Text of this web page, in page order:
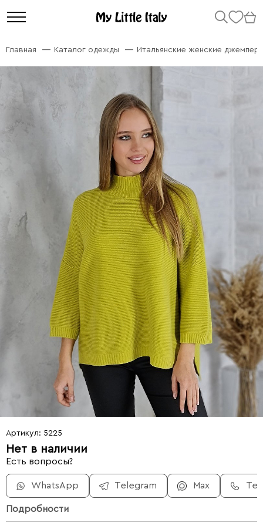
Главная Каталог одежды Итальянские женские
Артикул: 5225
Нет в наличии
Есть вопросы?
WhatsApp Telegram Max
Подробности